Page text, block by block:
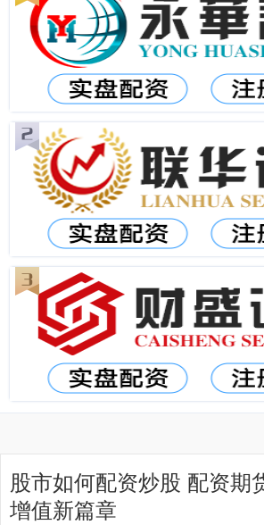
股市如何配资炒股 配资期
增值新篇章